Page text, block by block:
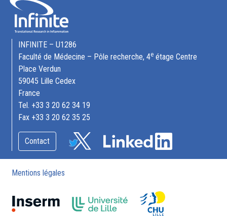
INFINITE – U1286
Faculté de Médecine – Pôle recherche, 4e étage Centre
Place Verdun
59045 Lille Cedex
France
Tel. +33 3 20 62 34 19
Fax +33 3 20 62 35 25
Contact
Mentions légales